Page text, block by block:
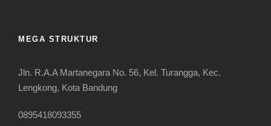
MEGA STRUKTUR
Jln. R.A.A Martanegara No. 56, Kel. Turangga, Kec.
Lengkong, Kota Bandung
0895418093355